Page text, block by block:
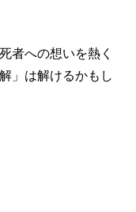
者への想いを熱く
」は解けるかもし